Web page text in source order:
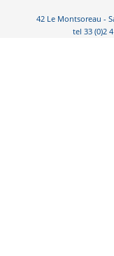
42 Le Montsoreau -
tel 33 (0)2